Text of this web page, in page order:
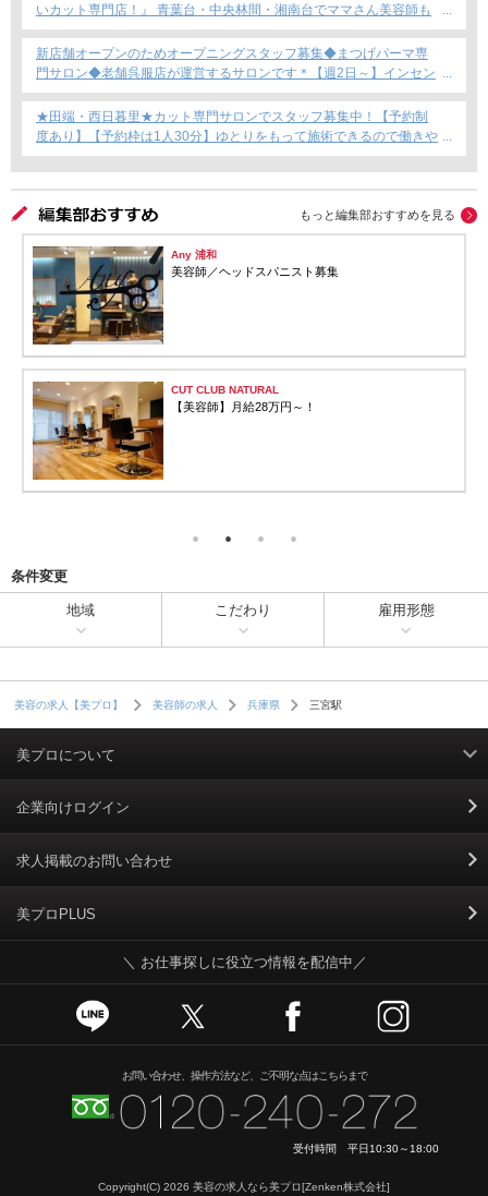
いカット専門店！』 青葉台・中央林間・湘南台でママさん美容師も
安心のサロン募集！
新店舗オープンのためオープニングスタッフ募集◆まつげパーマ専
門サロン◆老舗呉服店が運営するサロンです＊【週2日～】インセン
ティブあり◎
★田端・西日暮里★カット専門サロンでスタッフ募集中！【予約制
度あり】【予約枠は1人30分】ゆとりをもって施術できるので働きや
すい！これからカット専門店で働きたい方にもおすすめ◎
もっと編集部おすすめを見る
Any 浦和
美容師／ヘッドスパニスト募集
CUT CLUB NATURAL
【美容師】月給28万円～！
条件変更
地域 こだわり 雇用形態
美容の求人【美プロ】 美容師の求人 兵庫県 三宮駅
美プロについて
利用規約
掲載規約
個人情報保護ポリシー
個人情報のお取り扱いについて
Cookieポリシー
ニュースリリース
企業向けログイン
求人掲載のお問い合わせ
美プロPLUS
＼ お仕事探しに役立つ情報を配信中／
お問い合わせ、操作方法など、ご不明な点はこちらまで
受付時間 平日10:30～18:00
Copyright(C) 2026 美容の求人なら美プロ[Zenken株式会社]